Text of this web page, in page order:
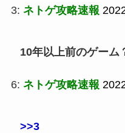
3: ネトゲ攻略速報
10年以上前のゲーム
6: ネトゲ攻略速報
>>3